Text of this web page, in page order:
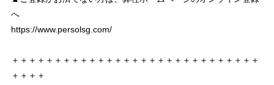
へ
https://www.persolsg.com/
＋＋＋＋＋＋＋＋＋＋＋＋＋＋＋＋＋＋＋＋＋＋＋＋＋＋＋＋＋
＋＋＋＋